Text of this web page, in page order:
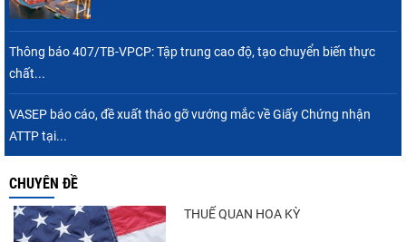
trong khi nguồn cung...
Thông báo 407/TB-VPCP: Tập trung cao độ, tạo chuyển biến thực
chất...
VASEP báo cáo, đề xuất tháo gỡ vướng mắc về Giấy Chứng nhận
ATTP tại...
CHUYÊN ĐỀ
THUẾ QUAN HOA KỲ